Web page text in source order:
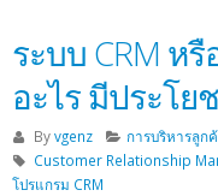
ระบบ CRM ห
อะไร มีประโย
Byvgenz การบริหารลูก
Customer Relationship
โปรแกรม CRM